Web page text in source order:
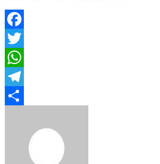
Facebook
Twitter
WhatsApp
Telegram